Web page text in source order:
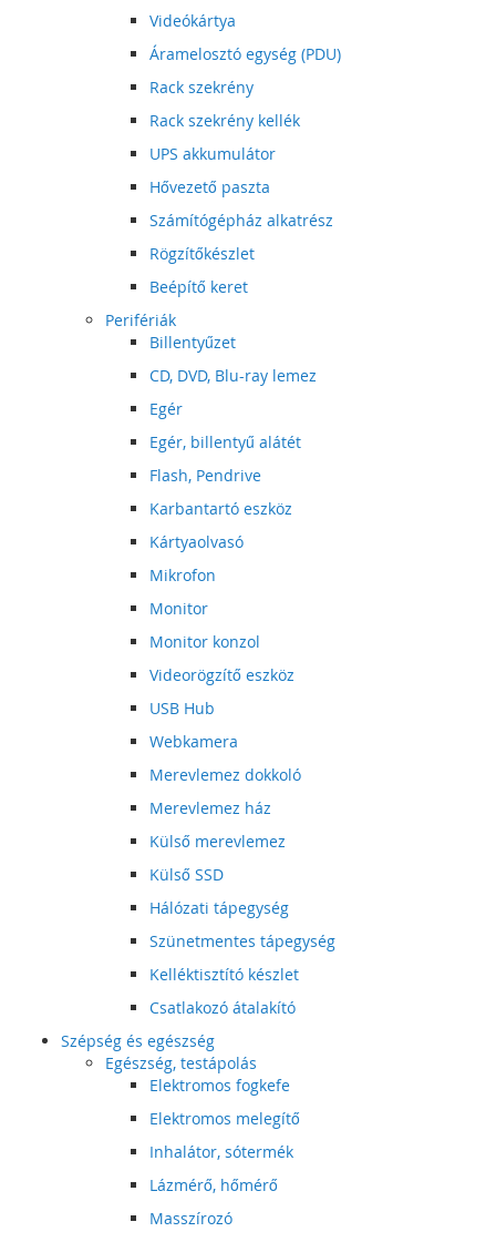
Videókártya
Áramelosztó egység (PDU)
Rack szekrény
Rack szekrény kellék
UPS akkumulátor
Hővezető paszta
Számítógépház alkatrész
Rögzítőkészlet
Beépítő keret
Perifériák
Billentyűzet
CD, DVD, Blu-ray lemez
Egér
Egér, billentyű alátét
Flash, Pendrive
Karbantartó eszköz
Kártyaolvasó
Mikrofon
Monitor
Monitor konzol
Videorögzítő eszköz
USB Hub
Webkamera
Merevlemez dokkoló
Merevlemez ház
Külső merevlemez
Külső SSD
Hálózati tápegység
Szünetmentes tápegység
Kelléktisztító készlet
Csatlakozó átalakító
Szépség és egészség
Egészség, testápolás
Elektromos fogkefe
Elektromos melegítő
Inhalátor, sótermék
Lázmérő, hőmérő
Masszírozó